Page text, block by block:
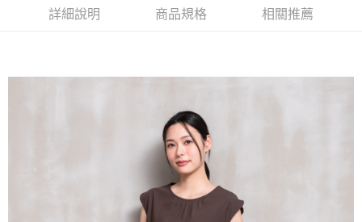
詳細說明 商品規格 相關推薦